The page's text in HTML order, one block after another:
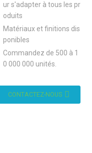
ur s'adapter à tous les pr
oduits
Matériaux et finitions dis
ponibles
Commandez de 500 à 1
0 000 000 unités.
CONTACTEZ-NOUS